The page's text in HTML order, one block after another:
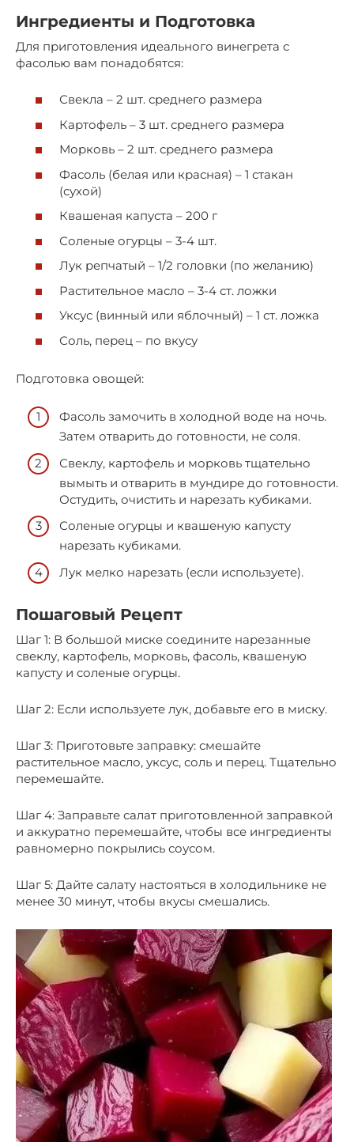
Ингредиенты и Подготовка
Для приготовления идеального винегрета с
фасолью вам понадобятся:
Свекла – 2 шт. среднего размера
Картофель – 3 шт. среднего размера
Морковь – 2 шт. среднего размера
Фасоль (белая или красная) – 1 стакан
(сухой)
Квашеная капуста – 200 г
Соленые огурцы – 3-4 шт.
Лук репчатый – 1/2 головки (по желанию)
Растительное масло – 3-4 ст. ложки
Уксус (винный или яблочный) – 1 ст. ложка
Соль, перец – по вкусу
Подготовка овощей:
Фасоль замочить в холодной воде на ночь.
Затем отварить до готовности, не соля.
Свеклу, картофель и морковь тщательно
вымыть и отварить в мундире до готовности.
Остудить, очистить и нарезать кубиками.
Соленые огурцы и квашеную капусту
нарезать кубиками.
Лук мелко нарезать (если используете).
Пошаговый Рецепт
Шаг 1: В большой миске соедините нарезанные
свеклу, картофель, морковь, фасоль, квашеную
капусту и соленые огурцы.
Шаг 2: Если используете лук, добавьте его в миску.
Шаг 3: Приготовьте заправку: смешайте
растительное масло, уксус, соль и перец. Тщательно
перемешайте.
Шаг 4: Заправьте салат приготовленной заправкой
и аккуратно перемешайте, чтобы все ингредиенты
равномерно покрылись соусом.
Шаг 5: Дайте салату настояться в холодильнике не
менее 30 минут, чтобы вкусы смешались.